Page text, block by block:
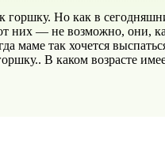
Но как в
них — не возможно, они,
маме так хочется
В каком возрасте